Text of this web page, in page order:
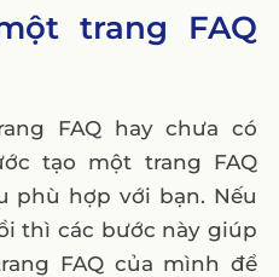
trang FAQ
FAQ hay chưa có
tạo một trang FAQ
phù hợp với bạn. Nếu
thì các bước này giúp
FAQ của mình để